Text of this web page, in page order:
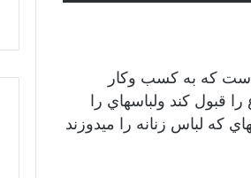
كه به كسب وكار
كند ولباسهاي را
كه لباس زنانه را ميدوزند